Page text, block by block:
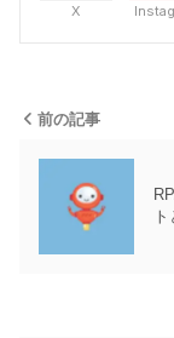
X
前の記事